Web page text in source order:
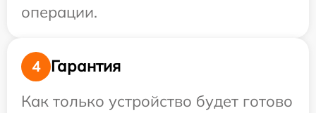
операции.
4
Гарантия
Как только устройство будет готово